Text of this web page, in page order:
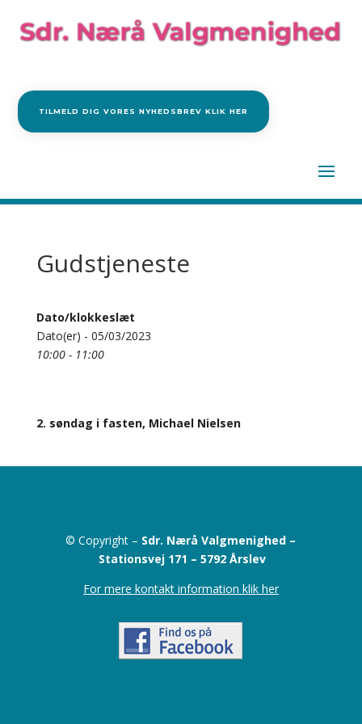
TILMELD DIG VORES NYHEDSBREV KLIK HER
Gudstjeneste
Dato/klokkeslæt
Dato(er) - 05/03/2023
10:00 - 11:00
2. søndag i fasten, Michael Nielsen
© Copyright – Sdr. Nærå Valgmenighed –
Stationsvej 171 –5792 Årslev
For mere kontakt information klik her